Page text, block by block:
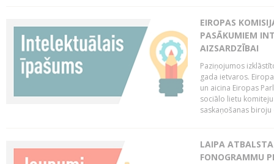
EIROPAS
PASĀKUMIEM
AIZSARDZĪBAI
Paziņojumos
gada ietvaros.
un aicina Eiropas
sociālo lietu
saskaņošanas biroju
LAIPA
FONOGRAMMU